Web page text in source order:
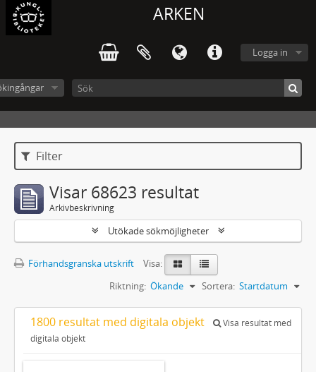
ARKEN
Logga in
Filter
Visar 68623 resultat
Arkivbeskrivning
Utökade sökmöjligheter
Förhandsgranska utskrift
Visa:
Sortera: Startdatum
Riktning: Ökande
1800 resultat med digitala objekt
Visa resultat med
digitala objekt